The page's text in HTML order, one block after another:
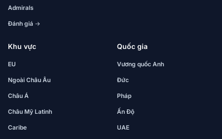
Admirals
Đánh giá →
Khu vực
EU
Ngoài Châu Âu
Châu Á
Châu Mỹ Latinh
Caribe
Quốc gia
Vương quốc Anh
Đức
Pháp
Ấn Độ
UAE